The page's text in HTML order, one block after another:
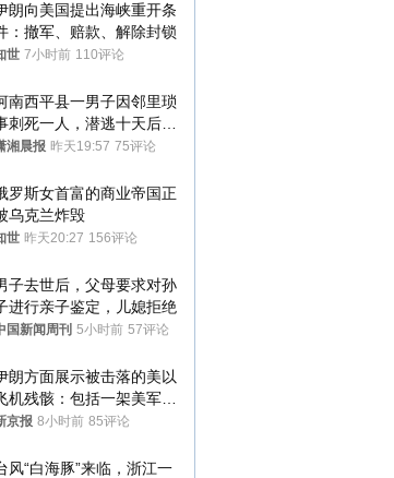
朗向美国提出海峡重开条
：撤军、赔款、解除封锁
世 7小时前 110评论
南西平县一男子因邻里琐
刺死一人，潜逃十天后在
多公里外一片玉米地里落
湘晨报 昨天19:57 75评论
罗斯女首富的商业帝国正
乌克兰炸毁
世 昨天20:27 156评论
子去世后，父母要求对孙
进行亲子鉴定，儿媳拒绝
国新闻周刊 5小时前 57评论
朗方面展示被击落的美以
机残骸：包括一架美军F-
战斗机残骸以及多架无人
京报 8小时前 85评论
风“白海豚”来临，浙江一